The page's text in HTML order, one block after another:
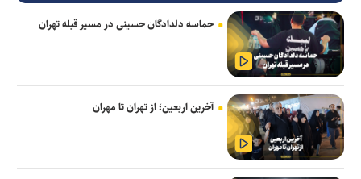
حاج‌علی‌اکبری: تحرکات سازمان‌یافته‌ای برای ترویج برهنگی انجام می‌شود
قدردانی از حضور حماسی ملت مبعوث شده در راهپیمایی اربعین
ترامپ با تهدید افشاگران، بحران مهمات آمریکا را انکار کرد
رسانه عبری: از آغاز جنگ غزه دست‌کم ۹ هزار نظامی صهیونیست زخمی
شده‌اند
جلسات صحن علنی مجلس هفته آینده برگزار می‌شود
حماسه دلدادگان حسینی در مسیر قبله تهران
آخرین اربعین؛ از تهران تا مهران